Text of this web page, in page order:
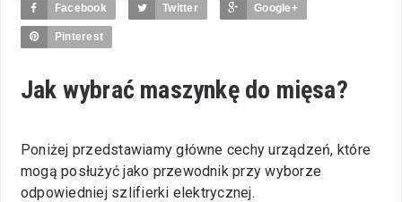
Facebook Twitter Google+
Pinterest
Jak wybrać maszynkę do mięsa?
Poniżej przedstawiamy główne cechy urządzeń, które
mogą posłużyć jako przewodnik przy wyborze
odpowiedniej szlifierki elektrycznej.